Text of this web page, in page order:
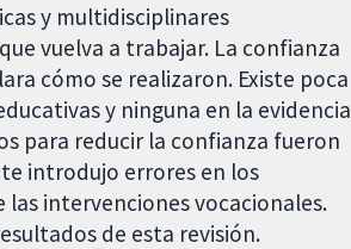
y multidisciplinares
vuelva a trabajar. La confianza
cómo se realizaron. Existe poca
y ninguna en la evidencia
para reducir la confianza fueron
introdujo errores en los
intervenciones vocacionales.
de esta revisión.